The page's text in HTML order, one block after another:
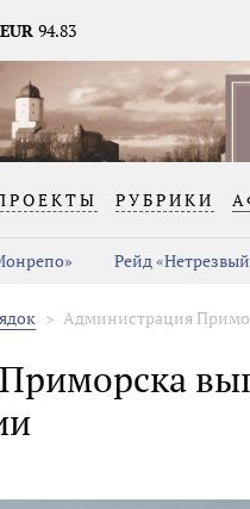
EUR 94.83
РУБРИКИ
Рейд
Администрация